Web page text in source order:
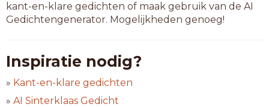
kant-en-klare gedichten of maak gebruik van de AI
Gedichtengenerator. Mogelijkheden genoeg!
Inspiratie nodig?
» Kant-en-klare gedichten
» AI Sinterklaas Gedicht